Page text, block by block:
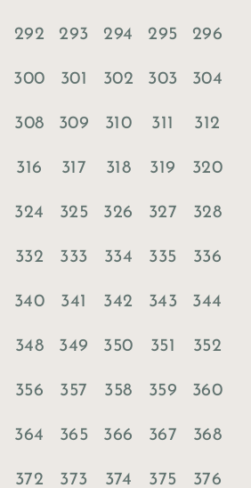
292 293 294 295 296
300 301 302 303 304
308 309 310 311 312
316 317 318 319 320
324 325 326 327 328
332 333 334 335 336
340 341 342 343 344
348 349 350 351 352
356 357 358 359 360
364 365 366 367 368
372 373 374 375 376